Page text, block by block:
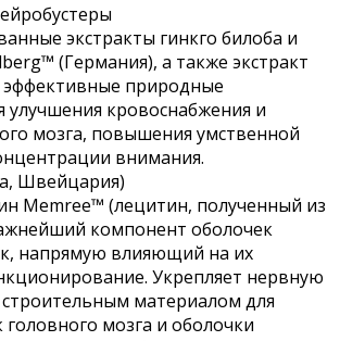
экстракты гинкго билоба и
(Германия), а также экстракт
природные
улучшения кровоснабжения и
мозга, повышения умственной
внимания.
Швейцария)
Memree™ (лецитин, полученный из
компонент оболочек
напрямую влияющий на их
Укрепляет нервную
строительным материалом для
мозга и оболочки